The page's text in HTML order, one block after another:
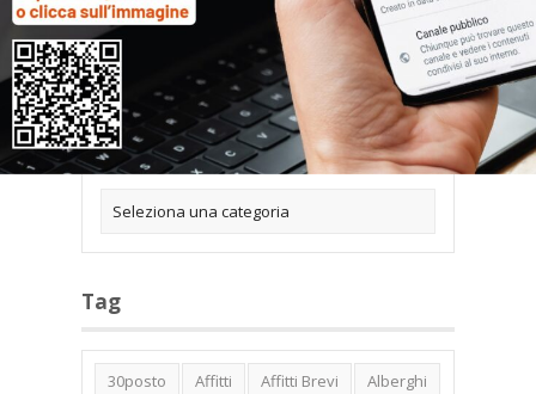
Categorie
Tag
30posto Affitti Affitti Brevi
Alberghi